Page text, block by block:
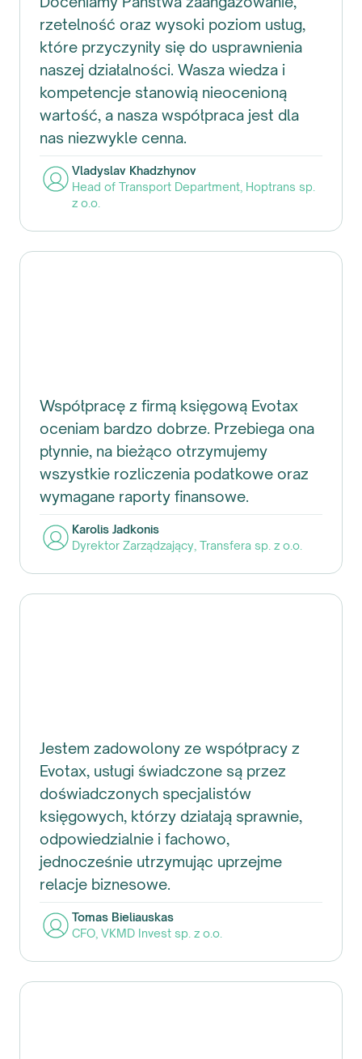
rzetelność oraz wysoki poziom usług,
które przyczyniły się do usprawnienia
naszej działalności. Wasza wiedza i
kompetencje stanowią nieocenioną
wartość, a nasza współpraca jest dla
nas niezwykle cenna.
Vladyslav Khadzhynov
Head of Transport Department Hoptrans sp.
z o.o.
Współpracę z firmą księgową Evotax
oceniam bardzo dobrze. Przebiega ona
płynnie, na bieżąco otrzymujemy
wszystkie rozliczenia podatkowe oraz
wymagane raporty finansowe.
Karolis Jadkonis
Dyrektor Zarządzający Transfera sp. z o.o.
Jestem zadowolony ze współpracy z
Evotax, usługi świadczone są przez
doświadczonych specjalistów
księgowych, którzy działają sprawnie,
odpowiedzialnie i fachowo,
jednocześnie utrzymując uprzejme
relacje biznesowe.
Tomas Bieliauskas
CFO VKMD Invest sp. z o.o.